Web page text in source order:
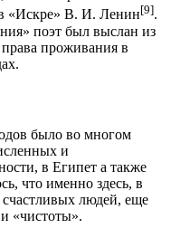
в «Искре» В. И. Ленин[9].
поэт был выслан из
проживания в
было во многом
и
в Египет а также
что именно здесь, в
людей, еще
«чистоты».